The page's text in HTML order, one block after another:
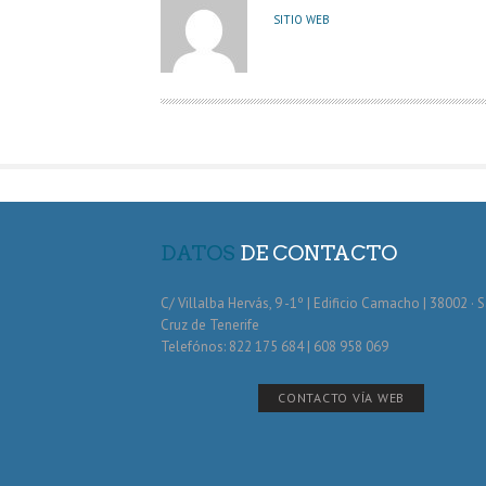
U
R
SITIO WEB
DATOS DE CONTACTO
C/ Villalba Hervás, 9 -1º | Edificio Camacho | 38002 ·
Cruz de Tenerife
Telefónos: 822 175 684 | 608 958 069
CONTACTO VÍA WEB